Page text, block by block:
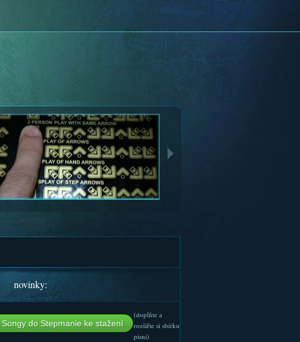
novinky:
Songy do Stepmanie ke stažení
(doplňte a
rozšiřte si sbírku
písní)